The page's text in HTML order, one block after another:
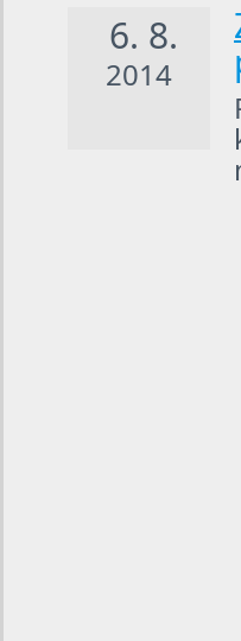
6. 8.
2014